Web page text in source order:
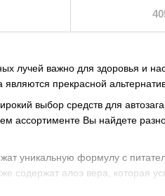
лучей важно для здоровья и
прекрасной
выбор средств для
ассортименте Вы найдете
уникальную формулу с
содержат алоэ вера, которая